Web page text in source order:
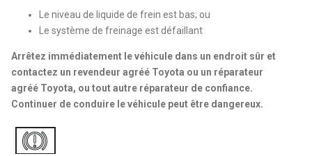
Le niveau de liquide de frein est bas; ou
Le système de freinage est défaillant
Arrêtez immédiatement le véhicule dans un endroit sûr et
contactez un revendeur agréé Toyota ou un réparateur
agréé Toyota, ou tout autre réparateur de confiance.
Continuer de conduire le véhicule peut être dangereux.